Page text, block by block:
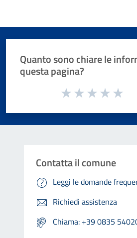
Quanto sono chiare le
questa pagina?
Valuta da 1 a 5 stelle la pagina
Contatta il comune
Leggi le domande
Richiedi assistenza
Chiama: +39 0835